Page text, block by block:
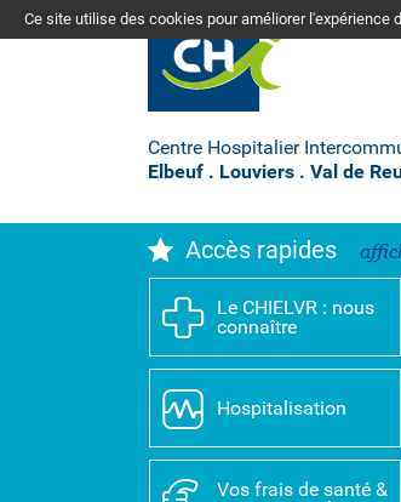
Ce site utilise des cookies pour améliorer
Centre Hospitalier
Elbeuf . Louviers . Val de
Accès rapides
Le CHIELVR : nous
connaître
Hospitalisation
Vos frais de santé &